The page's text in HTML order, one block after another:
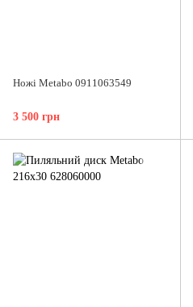
Ножі Metabo 0911063549
3 500 грн